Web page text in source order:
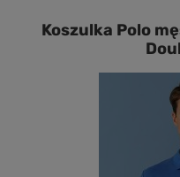
Koszulka Polo